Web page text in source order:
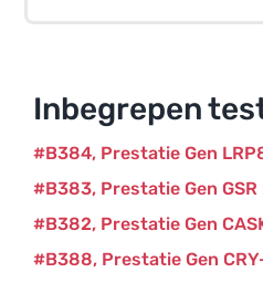
Inbegrepen
Prestatie Gen
B384
Prestatie Gen
B383
Prestatie Gen
B382
Prestatie Gen
B388